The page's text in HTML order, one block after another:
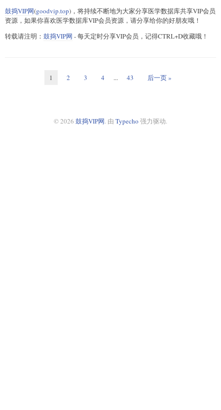
鼓捣VIP网(goodvip.top)，将持续不断地为大家分享医学数据库共享VIP会员
资源，如果你喜欢医学数据库VIP会员资源，请分享给你的好朋友哦！
转载请注明： 鼓捣VIP网 - 每天定时分享VIP会员，记得CTRL+D收藏哦！
1 2 3 4 ... 43 后一页 »
© 2026 鼓捣VIP网. 由 Typecho 强力驱动.